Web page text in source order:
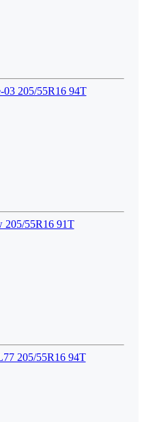
03 205/55R16 94T
205/55R16 91T
205/55R16 94T